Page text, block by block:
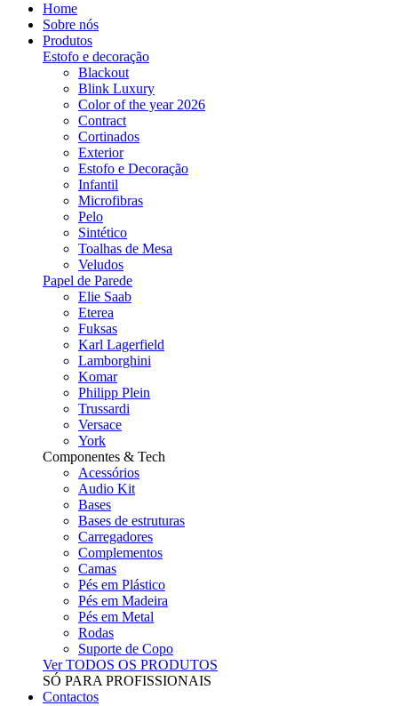
Home
Sobre nós
Produtos
Estofo e decoração
Blackout
Blink Luxury
Color of the year 2026
Contract
Cortinados
Exterior
Estofo e Decoração
Infantil
Microfibras
Pelo
Sintético
Toalhas de Mesa
Veludos
Papel de Parede
Elie Saab
Eterea
Fuksas
Karl Lagerfield
Lamborghini
Komar
Philipp Plein
Trussardi
Versace
York
Componentes & Tech
Acessórios
Audio Kit
Bases
Bases de estruturas
Carregadores
Complementos
Camas
Pés em Plástico
Pés em Madeira
Pés em Metal
Rodas
Suporte de Copo
Ver TODOS OS PRODUTOS
SÓ PARA PROFISSIONAIS
Contactos